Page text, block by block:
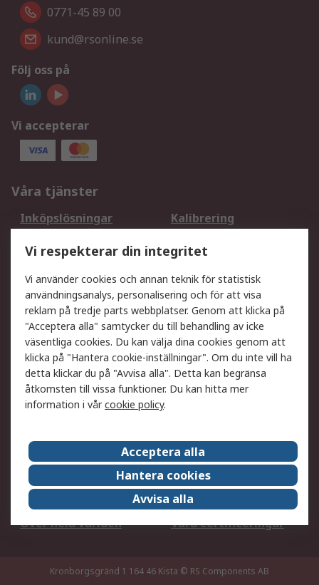
0771-45 89 00
kund@rsonline.se
Följ oss på
Vi accepterar
Våra tjänster
Inköpslösningar
Kalibrering
DesignSpark
Teknisk Support
Ditt lokala säljteam
Exportlösningar
Support
Få hjälp
Retur av varor
Leverans
Spåra din order
Begär en fakturakopi
Fördelar med RS-konto
Betalningsalternativ
Om RS
Försäljningsvillkor
Det juridiska
Press Centre
Jobba hos RS
ESG
Över hela världen
Våra certificeringar
Kronborgsgränd 1 164 46 Kista © RS Components AB
Vi respekterar din integritet
Vi använder cookies och annan teknik för statistisk
användningsanalys, personalisering och för att visa
reklam på tredje parts webbplatser. Genom att klicka på
"Acceptera alla" samtycker du till behandling av icke
väsentliga cookies. Du kan välja dina cookies genom att
klicka på "Hantera cookie-inställningar". Om du inte vill ha
detta klickar du på "Avvisa alla". Detta kan begränsa
åtkomsten till vissa funktioner. Du kan hitta mer
information i vårcookie policy.
Acceptera alla
Hantera cookies
Avvisa alla